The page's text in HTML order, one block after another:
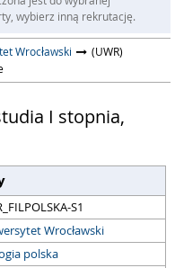
wybierz inną rekrutację.
Wrocławski
(UWR)
I stopnia,
S1
Wrocławski
polska